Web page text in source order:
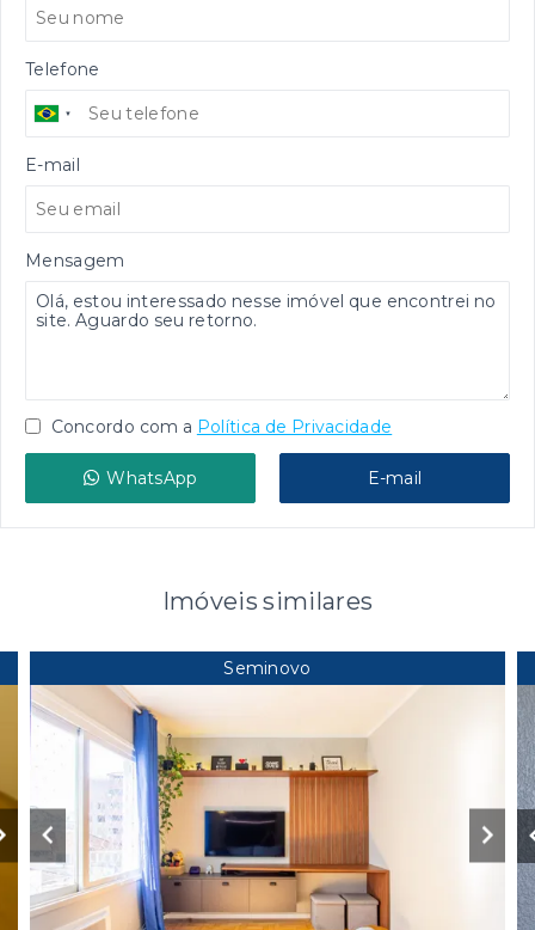
Telefone
E-mail
Mensagem
Concordo com a Política de Privacidade
WhatsApp E-mail
Imóveis similares
Seminovo